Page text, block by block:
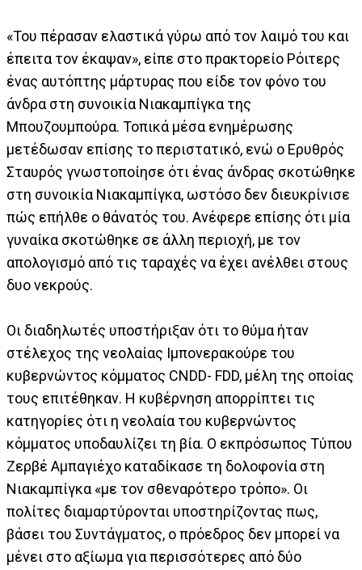
«Του πέρασαν ελαστικά γύρω από τον λαιμό του και
έπειτα τον έκαψαν», είπε στο πρακτορείο Ρόιτερς
ένας αυτόπτης μάρτυρας που είδε τον φόνο του
άνδρα στη συνοικία Νιακαμπίγκα της
Μπουζουμπούρα. Τοπικά μέσα ενημέρωσης
μετέδωσαν επίσης το περιστατικό, ενώ ο Ερυθρός
Σταυρός γνωστοποίησε ότι ένας άνδρας σκοτώθηκε
στη συνοικία Νιακαμπίγκα, ωστόσο δεν διευκρίνισε
πώς επήλθε ο θάνατός του. Ανέφερε επίσης ότι μία
γυναίκα σκοτώθηκε σε άλλη περιοχή, με τον
απολογισμό από τις ταραχές να έχει ανέλθει στους
δυο νεκρούς.
Οι διαδηλωτές υποστήριξαν ότι το θύμα ήταν
στέλεχος της νεολαίας Ιμπονερακούρε του
κυβερνώντος κόμματος CNDD- FDD, μέλη της οποίας
τους επιτέθηκαν. Η κυβέρνηση απορρίπτει τις
κατηγορίες ότι η νεολαία του κυβερνώντος
κόμματος υποδαυλίζει τη βία. Ο εκπρόσωπος Τύπου
Ζερβέ Αμπαγιέχο καταδίκασε τη δολοφονία στη
Νιακαμπίγκα «με τον σθεναρότερο τρόπο». Οι
πολίτες διαμαρτύρονται υποστηρίζοντας πως,
βάσει του Συντάγματος, ο πρόεδρος δεν μπορεί να
μένει στο αξίωμα για περισσότερες από δύο